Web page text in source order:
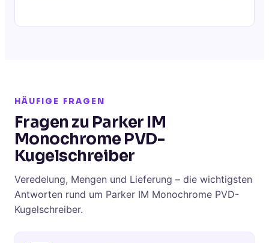
HÄUFIGE FRAGEN
Fragen zu Parker IM
Monochrome PVD-
Kugelschreiber
Veredelung, Mengen und Lieferung – die wichtigsten
Antworten rund um Parker IM Monochrome PVD-
Kugelschreiber.